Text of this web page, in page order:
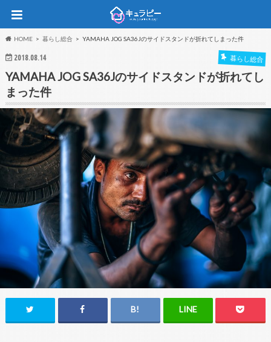
HOME 暮らし総合 YAMAHA JOG SA36Jのサイドスタンドが折れてしまった件
2018.08.14 暮らし総合
YAMAHA JOG SA36Jのサイドスタンドが折れてし
まった件